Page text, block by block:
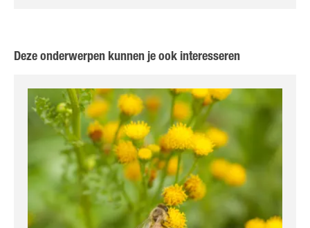
Deze onderwerpen kunnen je ook interesseren